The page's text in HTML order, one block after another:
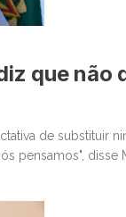
que não
de substituir
pensamos", disse